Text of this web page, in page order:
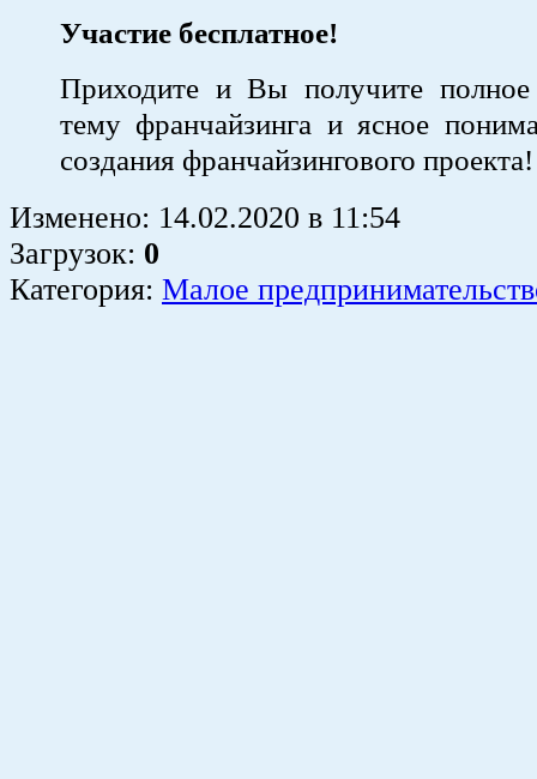
Участие бесплатное!
Приходите и Вы получите
тему франчайзинга и ясное
создания франчайзингового проекта!
Изменено: 14.02.2020 в 11:54
Загрузок: 0
Категория: Малое